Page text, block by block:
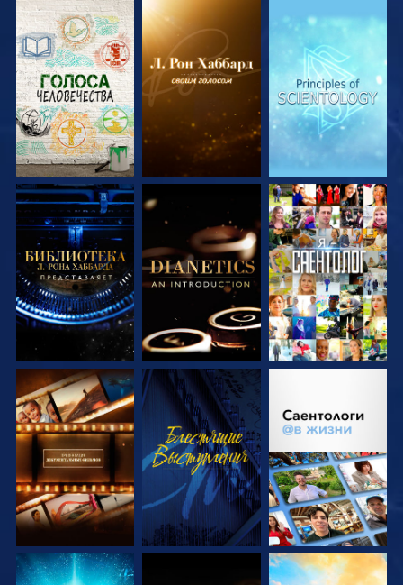
СМОТРЕТЬ
ПЕРЕДАЧИ
СМОТРЕТЬ
ПЕРЕДАЧИ
СМОТРЕТЬ
ПЕРЕДАЧИ
СМОТРЕТЬ
ПЕРЕДАЧИ
СМОТРЕТЬ
ПЕРЕДАЧИ
СМОТРЕТЬ
СМОТРЕТЬ
ПЕРЕДАЧИ
СМОТРЕТЬ
СМОТРЕТЬ